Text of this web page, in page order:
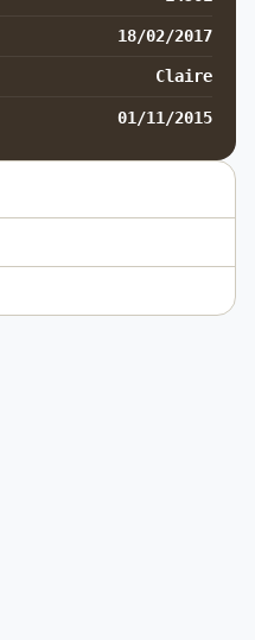
18/02/2017
Claire
01/11/2015